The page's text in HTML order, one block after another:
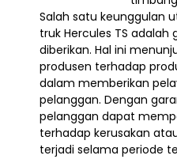
Salah satu keunggulan
truk Hercules TS adalah
diberikan. Hal ini
produsen terhadap
dalam memberikan
pelanggan. Dengan
pelanggan dapat
terhadap kerusakan
terjadi selama periode